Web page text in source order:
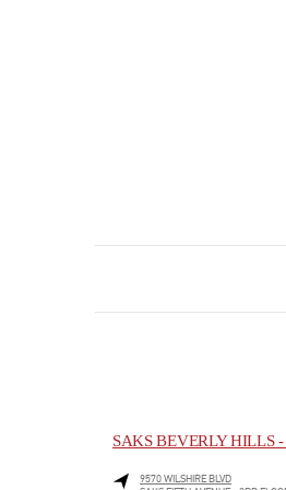
SAKS BEVERLY HILLS
9570 WILSHIRE BLVD